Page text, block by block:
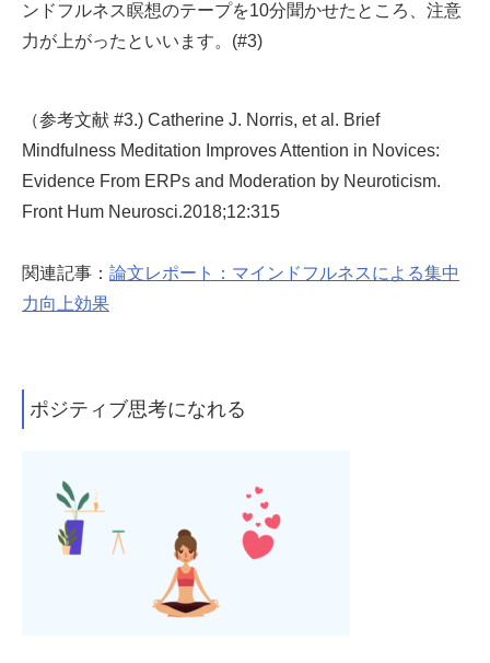
ンドフルネス瞑想のテープを10分聞かせたところ、注意
力が上がったといいます。(#3)
（参考文献 #3.) Catherine J. Norris, et al. Brief
Mindfulness Meditation Improves Attention in Novices:
Evidence From ERPs and Moderation by Neuroticism.
Front Hum Neurosci.2018;12:315
関連記事： 論文レポート：マインドフルネスによる集中
力向上効果
ポジティブ思考になれる